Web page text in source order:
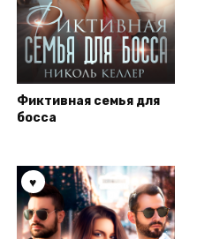
Фиктивная семья для
босса